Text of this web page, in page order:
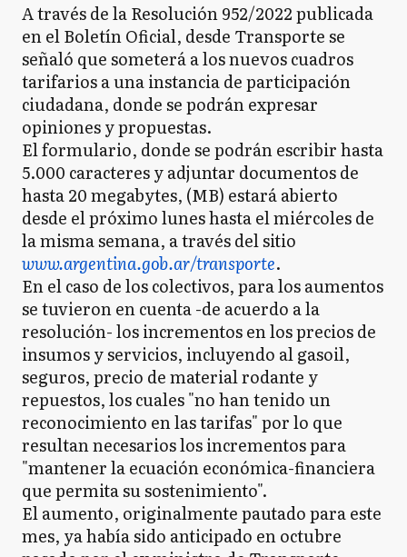
A través de la Resolución 952/2022 publicada
en el Boletín Oficial, desde Transporte se
señaló que someterá a los nuevos cuadros
tarifarios a una instancia de participación
ciudadana, donde se podrán expresar
opiniones y propuestas.
El formulario, donde se podrán escribir hasta
5.000 caracteres y adjuntar documentos de
hasta 20 megabytes, (MB) estará abierto
desde el próximo lunes hasta el miércoles de
la misma semana, a través del sitio
www.argentina.gob.ar/transporte.
En el caso de los colectivos, para los aumentos
se tuvieron en cuenta -de acuerdo a la
resolución- los incrementos en los precios de
insumos y servicios, incluyendo al gasoil,
seguros, precio de material rodante y
repuestos, los cuales "no han tenido un
reconocimiento en las tarifas" por lo que
resultan necesarios los incrementos para
"mantener la ecuación económica-financiera
que permita su sostenimiento".
El aumento, originalmente pautado para este
mes, ya había sido anticipado en octubre